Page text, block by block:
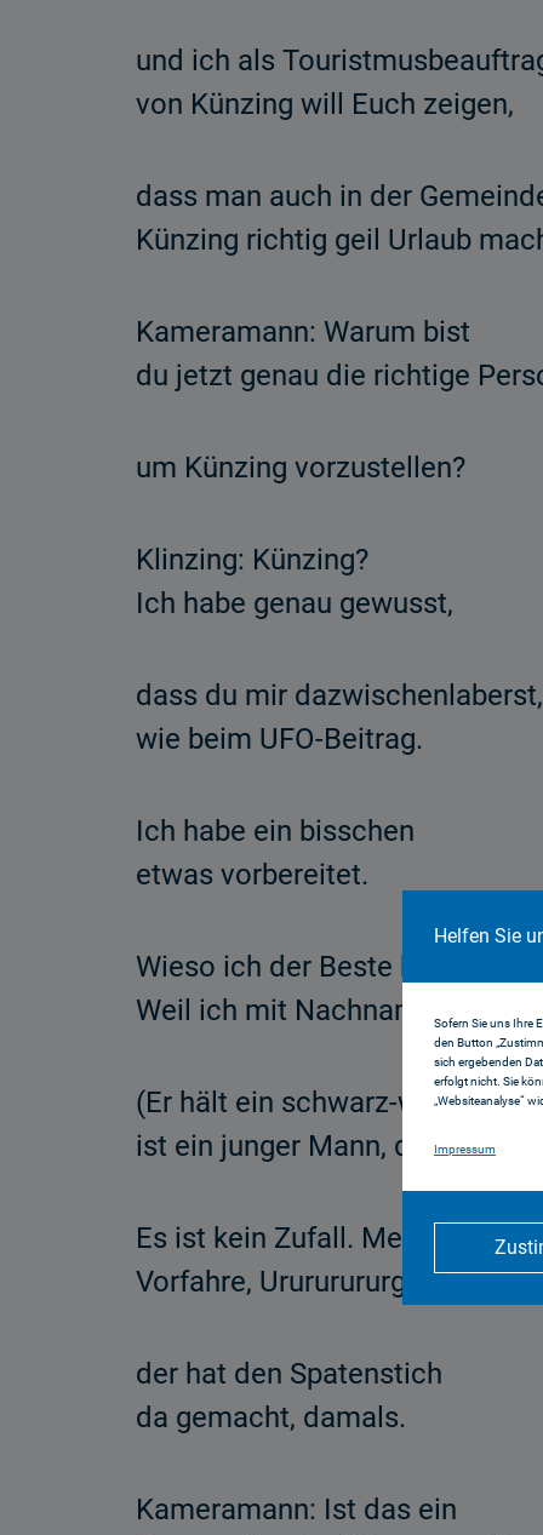
Helfen Sie
Sofern Sie uns Ihre
den Button
sich ergebenden
erfolgt nicht. Sie
„Websiteanalyse“
Impressum
und ich als
von Künzing will Euch zeigen,
dass man auch in der
Künzing richtig geil Urlaub
Kameramann: Warum bist
du jetzt genau die richtige
um Künzing vorzustellen?
Klinzing: Künzing?
Ich habe genau gewusst,
dass du mir dazwischenlaberst,
wie beim UFO-Beitrag.
Ich habe ein bisschen
etwas vorbereitet.
Wieso ich der Beste bin?
Weil ich mit Nachnamen
(Er hält ein schwarz-weißes,
ist ein junger Mann, der ihm
Es ist kein Zufall. Mein
Vorfahre, Urururururgroßvater
der hat den Spatenstich
da gemacht, damals.
Kameramann: Ist das ein